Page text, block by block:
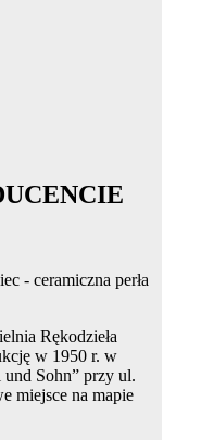
- ceramiczna perła
Rękodzieła
w 1950 r. w
und Sohn” przy ul.
miejsce na mapie